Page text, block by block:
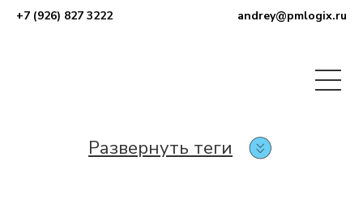
+7 (926) 827 3222 andrey@pmlogix.ru
Развернуть теги